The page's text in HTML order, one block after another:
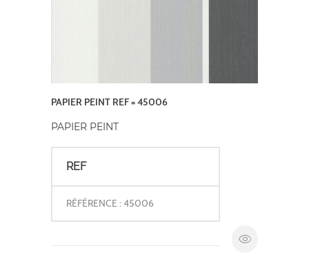
PAPIER PEINT REF = 45006
PAPIER PEINT
REF
RÉFÉRENCE : 45006